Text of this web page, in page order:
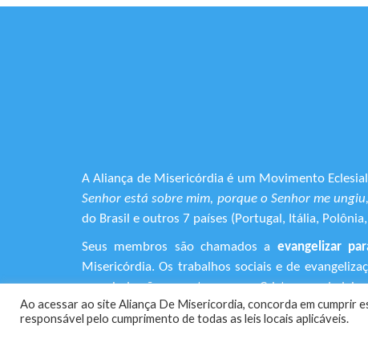
A Aliança de Misericórdia é um Movimento
Senhor está sobre mim, porque o Senhor me
do Brasil e outros 7 países (Portugal, Itália,
Seus membros são chamados a evangelizar
Misericórdia. Os trabalhos sociais e de
que ainda não encontraram em Cristo o
+55 (11) 3120-9191
Ao acessar ao site Aliança De Misericordia, concorda em cumprir
responsável pelo cumprimento de todas as leis locais aplicáveis.